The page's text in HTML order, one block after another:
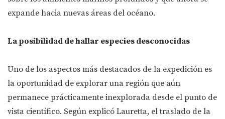
expande hacia nuevas áreas del océano.
La posibilidad de hallar especies desconocidas
Uno de los aspectos más destacados de la expedición es
la oportunidad de explorar una región que aún
permanece prácticamente inexplorada desde el punto de
vista científico. Según explicó Lauretta, el traslado de la